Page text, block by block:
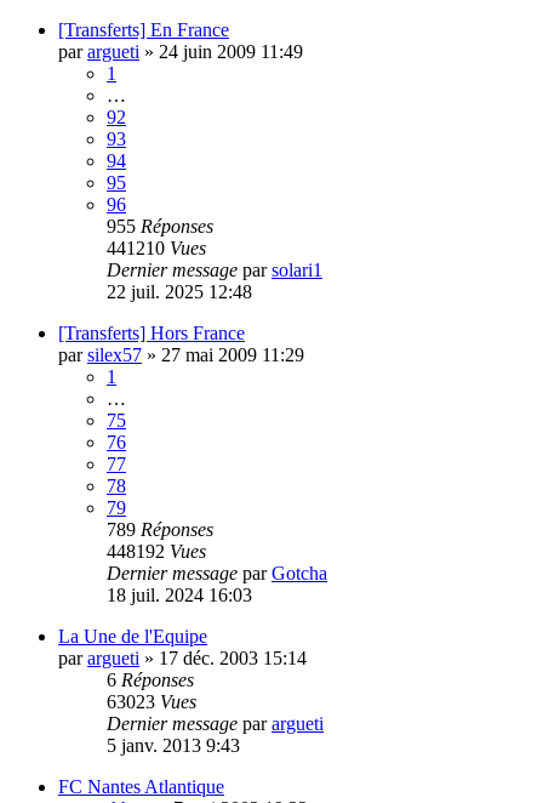
[Transferts] En France
parargueti » 24 juin 2009 11:49
1
…
92
93
94
95
96
955 Réponses
441210 Vues
Dernier message parsolari1
22 juil. 2025 12:48
[Transferts] Hors France
parsilex57 » 27 mai 2009 11:29
1
…
75
76
77
78
79
789 Réponses
448192 Vues
Dernier message parGotcha
18 juil. 2024 16:03
La Une de l'Equipe
parargueti » 17 déc. 2003 15:14
6 Réponses
63023 Vues
Dernier message parargueti
5 janv. 2013 9:43
FC Nantes Atlantique